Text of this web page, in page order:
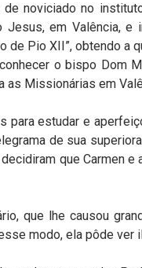
noviciado no
em Valência, e
de Pio XII”, obtendo a
o bispo Dom
Missionárias em
para estudar e
de sua
que Carmen
que lhe causou
modo, ela pôde